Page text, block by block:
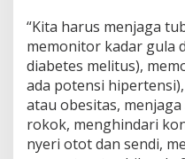
“Kita harus menjaga
memonitor kadar gula
diabetes melitus),
ada potensi
atau obesitas,
rokok, menghindari
nyeri otot dan sendi,